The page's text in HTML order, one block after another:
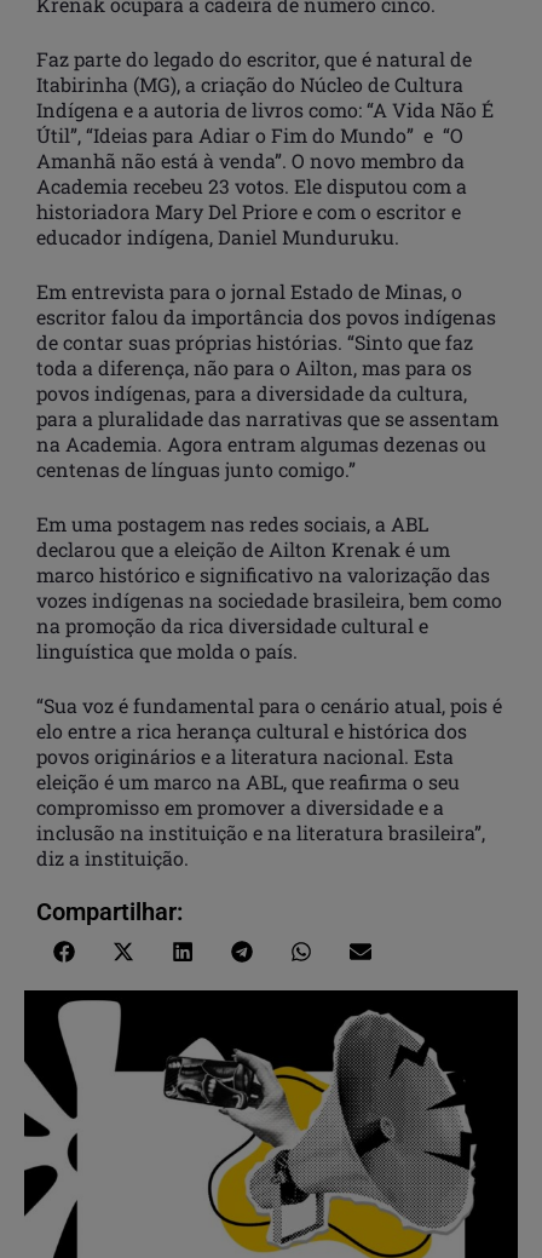
Faz parte do legado do escritor, que é natural de
Itabirinha (MG), a criação do Núcleo de Cultura
Indígena e a autoria de livros como: “A Vida Não É
Útil”, “Ideias para Adiar o Fim do Mundo” e “O
Amanhã não está à venda”. O novo membro da
Academia recebeu 23 votos. Ele disputou com a
historiadora Mary Del Priore e com o escritor e
educador indígena, Daniel Munduruku.
Em entrevista para o jornal Estado de Minas, o
escritor falou da importância dos povos indígenas
de contar suas próprias histórias. “Sinto que faz
toda a diferença, não para o Ailton, mas para os
povos indígenas, para a diversidade da cultura,
para a pluralidade das narrativas que se assentam
na Academia. Agora entram algumas dezenas ou
centenas de línguas junto comigo.”
Em uma postagem nas redes sociais, a ABL
declarou que a eleição de Ailton Krenak é um
marco histórico e significativo na valorização das
vozes indígenas na sociedade brasileira, bem como
na promoção da rica diversidade cultural e
linguística que molda o país.
“Sua voz é fundamental para o cenário atual, pois é
elo entre a rica herança cultural e histórica dos
povos originários e a literatura nacional. Esta
eleição é um marco na ABL, que reafirma o seu
compromisso em promover a diversidade e a
inclusão na instituição e na literatura brasileira”,
diz a instituição.
Compartilhar: